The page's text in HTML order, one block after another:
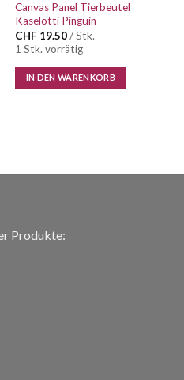
Canvas Panel Tierbeutel
Käselotti Pinguin
CHF 19.50/ Stk.
1 Stk. vorrätig
IN DEN WARENKORB
Produkte: